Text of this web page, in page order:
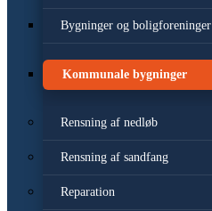
Bygninger og boligforeninger
Kommunale bygninger
Rensning af nedløb
Rensning af sandfang
Reparation